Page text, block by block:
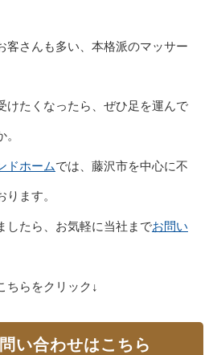
客さんも多い、本格派のマッサー
けたくなったら、ぜひ足を運んで
ドホームでは、藤沢市を中心に不
ます。
したら、お気軽に当社までお問い
ちらをクリック↓
い合わせはこちら